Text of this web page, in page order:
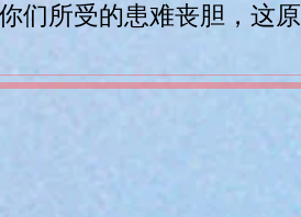
们所受的患难丧胆，这原